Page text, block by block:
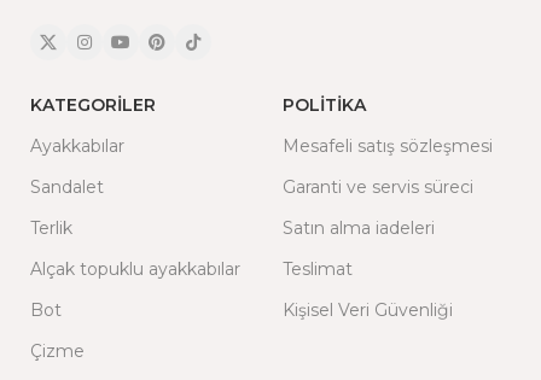
KATEGORILER
Ayakkabılar
Sandalet
Terlik
Alçak topuklu ayakkabılar
Bot
Çizme
POLITIKA
Mesafeli satış sözleşmesi
Garanti ve servis süreci
Satın alma iadeleri
Teslimat
Kişisel Veri Güvenliği